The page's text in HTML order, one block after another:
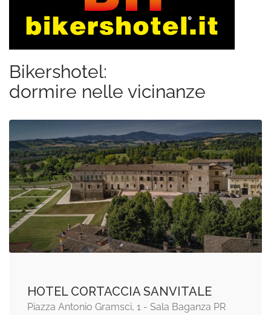
Bikershotel:
dormire nelle vicinanze
HOTEL CORTACCIA SANVITALE
Piazza Antonio Gramsci, 1 - Sala Baganza PR